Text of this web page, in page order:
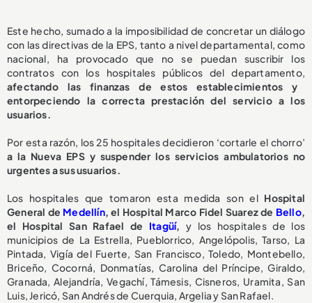
Este hecho, sumado a la imposibilidad de concretar un diálogo
con las directivas de la EPS, tanto a nivel departamental, como
nacional, ha provocado que no se puedan suscribir los
contratos con los hospitales públicos del departamento,
afectando las finanzas de estos establecimientos y
entorpeciendo la correcta prestación del servicio a los
usuarios.
Por esta razón, los 25 hospitales decidieron ‘cortarle el chorro’
a la Nueva EPS y suspender los servicios ambulatorios no
urgentes a sus usuarios.
Los hospitales que tomaron esta medida son el Hospital
General de Medellín, el Hospital Marco Fidel Suarez de Bello,
el Hospital San Rafael de Itagüí, y los hospitales de los
municipios de La Estrella, Pueblorrico, Angelópolis, Tarso, La
Pintada, Vigía del Fuerte, San Francisco, Toledo, Montebello,
Briceño, Cocorná, Donmatías, Carolina del Príncipe, Giraldo,
Granada, Alejandría, Vegachí, Támesis, Cisneros, Uramita, San
Luis, Jericó, San Andrés de Cuerquia, Argelia y San Rafael.